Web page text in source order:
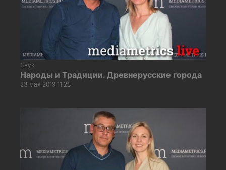
Звук
Народы и Традиции. Древнерусские города
23 мая 2019 11:28